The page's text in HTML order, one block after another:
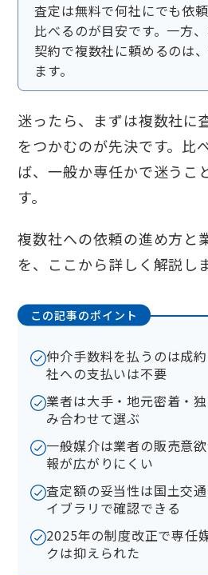
査定は無料で何社にでも依
比べるのが目安です。一方
契約で複数社に頼めるのは
ます。
迷ったら、まずは複数社に
をつかむのが先決です。比
ば、一般か専任かで迷うこ
す。
複数社への依頼の進め方と
を、ここから詳しく解説し
この記事のポイント
仲介手数料を払うのは成
社への支払いは不要
業者は大手・地元密着・
み合わせて選ぶ
一般媒介は業者の販売意
報が広がりにくい
査定額の妥当性は国土交
イブラリで確認できる
2025年の制度改正で専任
クは抑えられた